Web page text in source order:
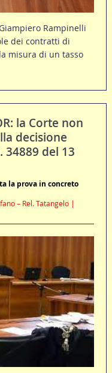
Rampinelli
dei contratti di
misura di un tasso
la Corte non
decisione
34889 del 13
la prova in concreto
– Rel. Tatangelo |